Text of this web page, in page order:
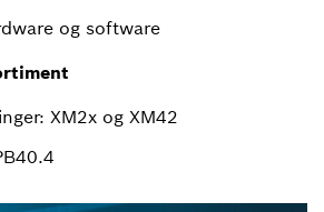
og software
XM2x og XM42